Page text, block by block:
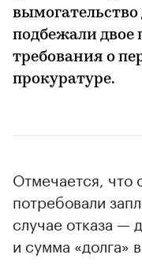
вымогательство
подбежали двое
требования о
прокуратуре.
Отмечается, что
потребовали
случае отказа —
и сумма «долга»